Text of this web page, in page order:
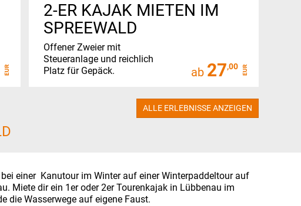
EUR
2-ER KAJAK MIETEN IM
SPREEWALD
Offener Zweier mit
Steueranlage und reichlich
Platz für Gepäck.
ab 27,00 EUR
ALLE ERLEBNISSE ANZEIGEN
bei einer Kanutour im Winter auf einer Winterpaddeltour auf
Miete dir ein 1er oder 2er Tourenkajak in Lübbenau im
die Wasserwege auf eigene Faust.